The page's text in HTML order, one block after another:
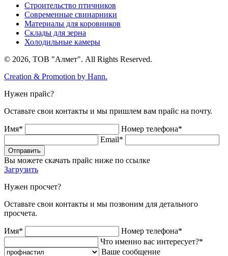
Строительство птичников
Современные свинарники
Материалы для коровников
Склады для зерна
Холодильные камеры
© 2026, ТОВ "Алмет". All Rights Reserved.
Creation & Promotion by Hann.
Нужен прайс?
Оставьте свои контакты и мы пришлем вам прайс на почту.
Имя*
Номер телефона*
Email*
Отправить
Вы можете скачать прайс ниже по ссылке
Загрузить
Нужен просчет?
Оставьте свои контакты и мы позвоним для детального
просчета.
Имя*
Номер телефона*
Что именно вас интересует?*
Ваше сообщение